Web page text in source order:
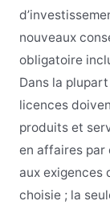
nouveaux
obligatoire
Dans la
licences
produits et
en affaires par
aux exigences
choisie ; la